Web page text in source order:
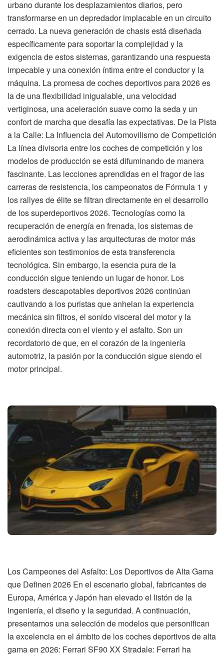
urbano durante los desplazamientos diarios, pero
transformarse en un depredador implacable en un circuito
cerrado. La nueva generación de chasis está diseñada
específicamente para soportar la complejidad y la
exigencia de estos sistemas, garantizando una respuesta
impecable y una conexión íntima entre el conductor y la
máquina. La promesa de coches deportivos para 2026 es
la de una flexibilidad inigualable, una velocidad
vertiginosa, una aceleración suave como la seda y un
confort de marcha que desafía las expectativas. De la Pista
a la Calle: La Influencia del Automovilismo de Competición
La línea divisoria entre los coches de competición y los
modelos de producción se está difuminando de manera
fascinante. Las lecciones aprendidas en el fragor de las
carreras de resistencia, los campeonatos de Fórmula 1 y
los rallyes de élite se filtran directamente en el desarrollo
de los superdeportivos 2026. Tecnologías como la
recuperación de energía en frenada, los sistemas de
aerodinámica activa y las arquitecturas de motor más
eficientes son testimonios de esta transferencia
tecnológica. Sin embargo, la esencia pura de la
conducción sigue teniendo un lugar de honor. Los
roadsters descapotables deportivos 2026 continúan
cautivando a los puristas que anhelan la experiencia
mecánica sin filtros, el sonido visceral del motor y la
conexión directa con el viento y el asfalto. Son un
recordatorio de que, en el corazón de la ingeniería
automotriz, la pasión por la conducción sigue siendo el
motor principal.
Los Campeones del Asfalto: Los Deportivos de Alta Gama
que Definen 2026 En el escenario global, fabricantes de
Europa, América y Japón han elevado el listón de la
ingeniería, el diseño y la seguridad. A continuación,
presentamos una selección de modelos que personifican
la excelencia en el ámbito de los coches deportivos de alta
gama en 2026: Ferrari SF90 XX Stradale: Ferrari ha